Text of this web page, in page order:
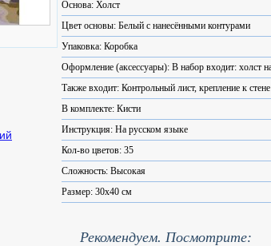
Основа: Холст
Цвет основы: Белый с нанесёнными контурами
Упаковка: Коробка
Оформление (аксессуары): В набор входит: холст
Также входит: Контрольный лист, крепление к стене
В комплекте: Кисти
Инструкция: На русском языке
Кол-во цветов: 35
Сложность: Высокая
Размер: 30x40 см
Рекомендуем. Посмотрите: